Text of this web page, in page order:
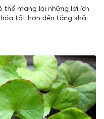
thể mang lại những lợi ích
tốt hơn đến tăng khả